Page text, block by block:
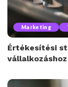
Marketing
Értékesítési
vállalkozáshoz